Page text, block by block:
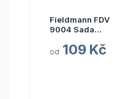
Fieldmann FDV
9004 Sada
od 109 Kč